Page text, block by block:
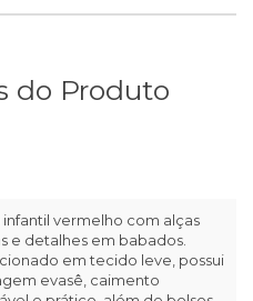
do Produto
infantil vermelho com alças
e detalhes em babados.
em tecido leve, possui
evasê, caimento